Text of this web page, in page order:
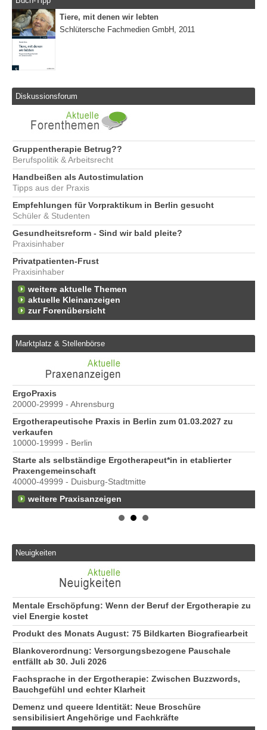
Tiere, mit denen wir lebten
Schlütersche Fachmedien GmbH, 2011
Diskussionsforum
Gruppentherapie Betrug??
Berufspolitik & Arbeitsrecht
Handbeißen als Autostimulation
Tipps aus der Praxis
Empfehlungen für Vorpraktikum in Berlin gesucht
Schüler & Studenten
Gesundheitsreform - Sind wir bald pleite?
Praxisinhaber
Privatpatienten-Frust
Praxisinhaber
weitere aktuelle Themen
aktuelle Kleinanzeigen
zur Forenübersicht
Marktplatz & Stellenbörse
ErgoPraxis
20000-29999 - Ahrensburg
Ergotherapeutische Praxis in Berlin zum 01.03.2027 zu
verkaufen
10000-19999 - Berlin
Starte als selbständige Ergotherapeut*in in etablierter
Praxengemeinschaft
40000-49999 - Duisburg-Stadtmitte
weitere Praxisanzeigen
Neuigkeiten
Mentale Erschöpfung: Wenn der Beruf der Ergotherapie zu
viel Energie kostet
Produkt des Monats August: 75 Bildkarten Biografiearbeit
Blankoverordnung: Versorgungsbezogene Pauschale
entfällt ab 30. Juli 2026
Fachsprache in der Ergotherapie: Zwischen Buzzwords,
Bauchgefühl und echter Klarheit
Demenz und queere Identität: Neue Broschüre
sensibilisiert Angehörige und Fachkräfte